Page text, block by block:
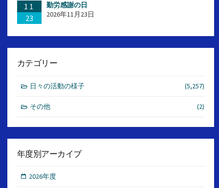
11
23
勤労感謝の日
2026年11月23日
カテゴリー
日々の活動の様子 (5,257)
その他 (2)
年度別アーカイブ
2026年度